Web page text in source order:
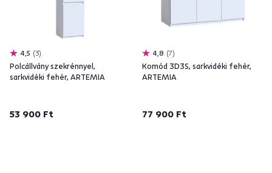
4,5 3
Polcállvány szekrénnyel,
sarkvidéki fehér, ARTEMIA
53 900 Ft
4,8 7
Komód 3D3S, sarkvidéki fehér,
ARTEMIA
77 900 Ft